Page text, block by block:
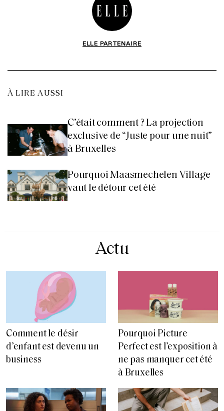
ELLE PARTENAIRE
À LIRE AUSSI
C’était comment ? La projection
exclusive de “Juste pour une nuit”
à Bruxelles
Pourquoi Maasmechelen Village
vaut le détour cet été
Actu
Comment le désir
d’enfant est devenu un
business
Pourquoi Picture
Perfect est l’exposition à
ne pas manquer cet été
à Bruxelles